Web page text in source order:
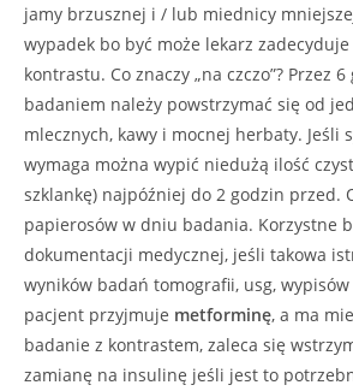
jamy brzusznej i / lub miednicy
wypadek bo być może lekarz
kontrastu. Co znaczy „na czczo”? Przez
badaniem należy powstrzymać się od
mlecznych, kawy i mocnej herbaty. Jeśli
wymaga można wypić niedużą ilość
szklankę) najpóźniej do 2 godzin przed.
papierosów w dniu badania. Korzystne
dokumentacji medycznej, jeśli takowa
wyników badań tomografii, usg, wypisów
pacjent przyjmuje metforminę, a ma
badanie z kontrastem, zaleca się
zamianę na insulinę jeśli jest to